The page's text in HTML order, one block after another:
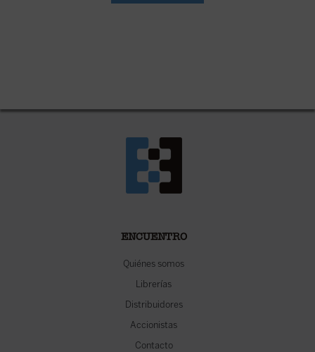
ENCUENTRO
Quiénes somos
Librerías
Distribuidores
Accionistas
Contacto